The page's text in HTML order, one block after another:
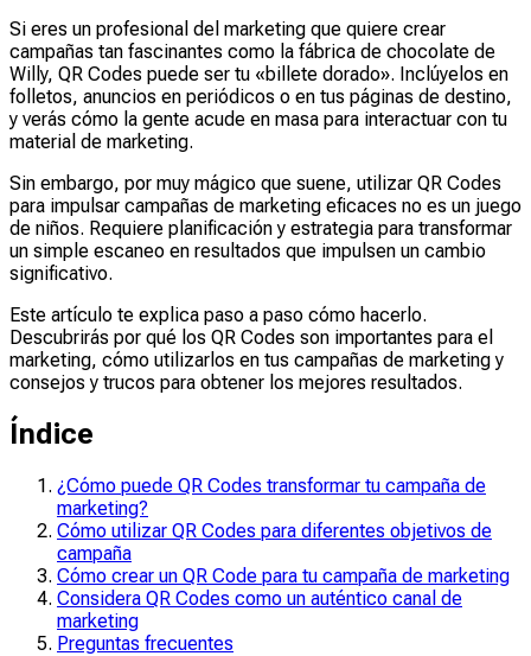
Si eres un profesional del marketing que quiere crear
campañas tan fascinantes como la fábrica de chocolate de
Willy, QR Codes puede ser tu «billete dorado». Inclúyelos en
folletos, anuncios en periódicos o en tus páginas de destino,
y verás cómo la gente acude en masa para interactuar con tu
material de marketing.
Sin embargo, por muy mágico que suene, utilizar QR Codes
para impulsar campañas de marketing eficaces no es un juego
de niños. Requiere planificación y estrategia para transformar
un simple escaneo en resultados que impulsen un cambio
significativo.
Este artículo te explica paso a paso cómo hacerlo.
Descubrirás por qué los QR Codes son importantes para el
marketing, cómo utilizarlos en tus campañas de marketing y
consejos y trucos para obtener los mejores resultados.
Índice
¿Cómo puede QR Codes transformar tu campaña de
marketing?
Cómo utilizar QR Codes para diferentes objetivos de
campaña
Cómo crear un QR Code para tu campaña de marketing
Considera QR Codes como un auténtico canal de
marketing
Preguntas frecuentes